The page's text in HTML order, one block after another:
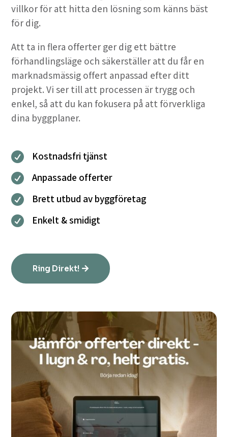
villkor för att hitta den lösning som känns bäst
för dig.
Att ta in flera offerter ger dig ett bättre
förhandlingsläge och säkerställer att du får en
marknadsmässig offert anpassad efter ditt
projekt. Vi ser till att processen är trygg och
enkel, så att du kan fokusera på att förverkliga
dina byggplaner.
 Kostnadsfri tjänst
 Anpassade offerter
 Brett utbud av byggföretag
 Enkelt & smidigt
Ring Direkt!